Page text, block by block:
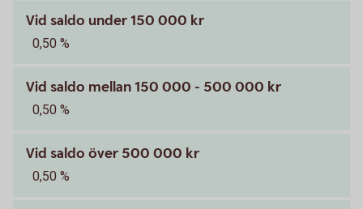
Vid saldo under 150 000 kr
0,50 %
Vid saldo mellan 150 000 - 500 000 kr
0,50 %
Vid saldo över 500 000 kr
0,50 %